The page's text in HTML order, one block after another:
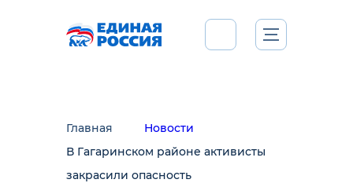
Главная
Новости
В Гагаринском районе активисты
закрасили опасность